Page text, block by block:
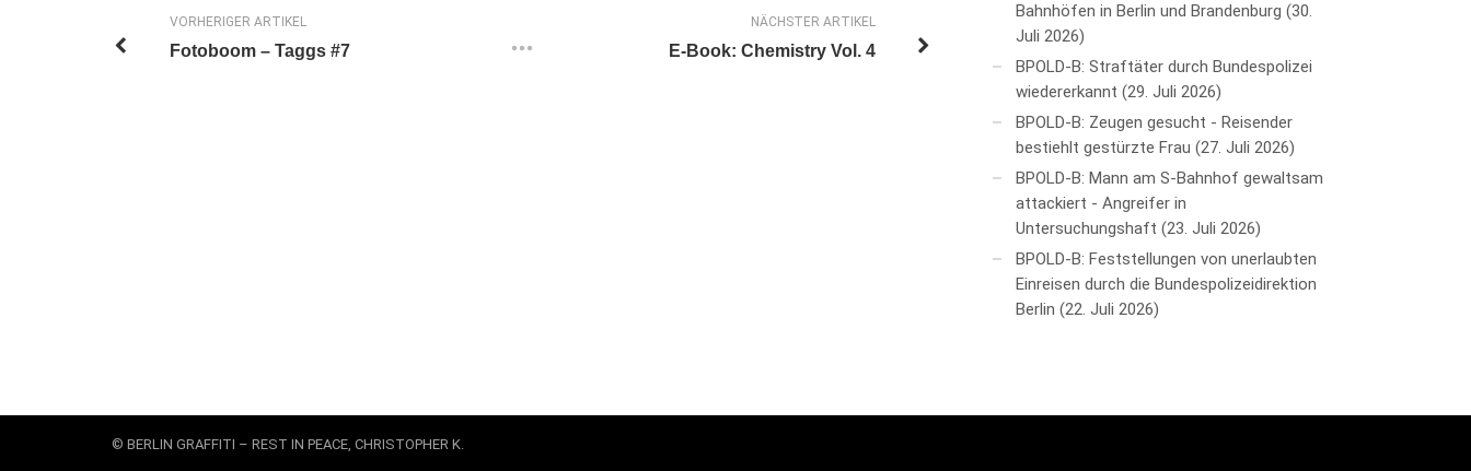
NÄCHSTER ARTIKEL
E-Book: Chemistry Vol. 4
VORHERIGER ARTIKEL
Fotoboom – Taggs #7
Bahnhöfen in Berlin und Brandenburg 30.
Juli 2026
BPOLD-B: Straftäter durch Bundespolizei
wiedererkannt 29. Juli 2026
BPOLD-B: Zeugen gesucht - Reisender
bestiehlt gestürzte Frau 27. Juli 2026
BPOLD-B: Mann am S-Bahnhof gewaltsam
attackiert - Angreifer in
Untersuchungshaft 23. Juli 2026
BPOLD-B: Feststellungen von unerlaubten
Einreisen durch die Bundespolizeidirektion
Berlin 22. Juli 2026
© BERLIN GRAFFITI – REST IN PEACE, CHRISTOPHER K.